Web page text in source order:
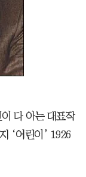
다 아는 대표작
‘어린이’ 1926